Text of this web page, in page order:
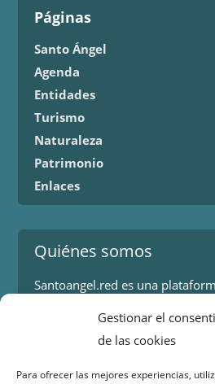
Gestionar el
de las cookies
Para ofrecer las mejores experiencias,
Páginas
Santo Ángel
Agenda
Entidades
Turismo
Naturaleza
Patrimonio
Enlaces
Quiénes somos
Santoangel.red es una